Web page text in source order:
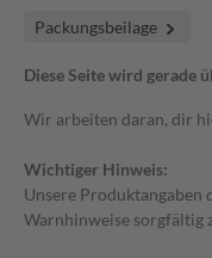
Packungsbeilage
Diese Seite wird gerade
Wir arbeiten daran, dir
Wichtiger Hinweis:
Unsere
Warnhinweise sorgfältig